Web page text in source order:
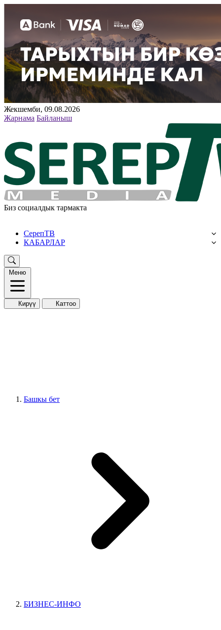
Жекшемби, 09.08.2026
Жарнама Байланыш
Биз социалдык тармакта
СерепТВ
КАБАРЛАР
Меню
Кирүү Каттоо
Башкы бет
БИЗНЕС-ИНФО